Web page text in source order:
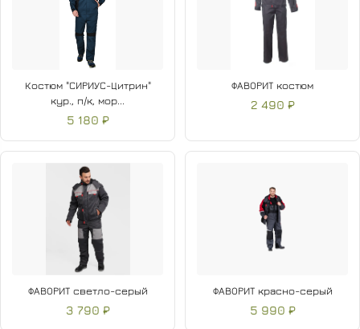
Костюм "СИРИУС-Цитрин"
кур., п/к, мор...
5 180 ₽
ФАВОРИТ костюм
2 490 ₽
ФАВОРИТ светло-серый
3 790 ₽
ФАВОРИТ красно-серый
5 990 ₽